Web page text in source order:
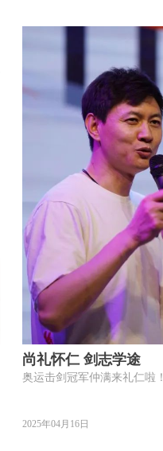
尚礼怀仁 剑志学途
奥运击剑冠军仲满来礼仁啦！
2025年04月16日